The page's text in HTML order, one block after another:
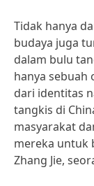
Tidak hanya
budaya juga
dalam bulu
hanya sebuah
dari identitas
tangkis di
masyarakat
mereka untuk
Zhang Jie,